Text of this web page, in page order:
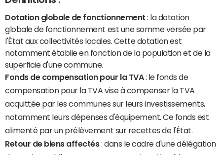
Dotation globale de fonctionnement : la dotation
globale de fonctionnement est une somme versée par
l'État aux collectivités locales. Cette dotation est
notamment établie en fonction de la population et de la
superficie d'une commune.
Fonds de compensation pour la TVA: le fonds de
compensation pour la TVA vise à compenser la TVA
acquittée par les communes sur leurs investissements,
notamment leurs dépenses d'équipement. Ce fonds est
alimenté par un prélèvement sur recettes de l'État.
Retour de biens affectés: dans le cadre d'une délégation